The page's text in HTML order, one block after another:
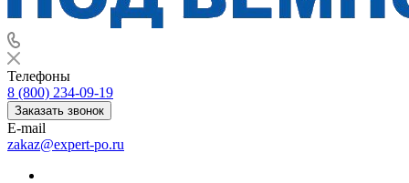
Телефоны
8 (800) 234-09-19
Заказать звонок
E-mail
zakaz@expert-po.ru